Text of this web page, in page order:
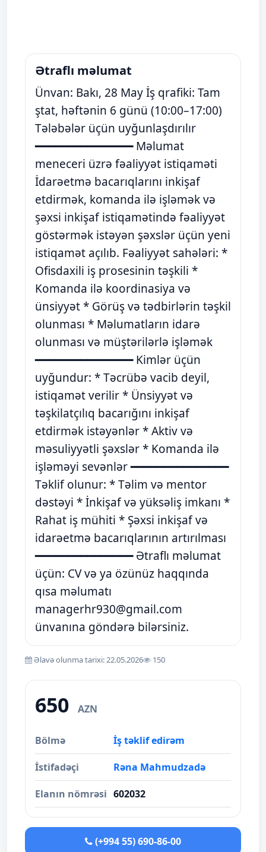
Ətraflı məlumat
Ünvan: Bakı, 28 May İş qrafiki: Tam
ştat, həftənin 6 günü (10:00–17:00)
Tələbələr üçün uyğunlaşdırılır
━━━━━━━━━━━━━━━ Məlumat
meneceri üzrə fəaliyyət istiqaməti
İdarəetmə bacarıqlarını inkişaf
etdirmək, komanda ilə işləmək və
şəxsi inkişaf istiqamətində fəaliyyət
göstərmək istəyən şəxslər üçün yeni
istiqamət açılıb. Fəaliyyət sahələri: *
Ofisdaxili iş prosesinin təşkili *
Komanda ilə koordinasiya və
ünsiyyət * Görüş və tədbirlərin təşkil
olunması * Məlumatların idarə
olunması və müştərilərlə işləmək
━━━━━━━━━━━━━━━ Kimlər üçün
uyğundur: * Təcrübə vacib deyil,
istiqamət verilir * Ünsiyyət və
təşkilatçılıq bacarığını inkişaf
etdirmək istəyənlər * Aktiv və
məsuliyyətli şəxslər * Komanda ilə
işləməyi sevənlər ━━━━━━━━━━━━━━━
Təklif olunur: * Təlim və mentor
dəstəyi * İnkişaf və yüksəliş imkanı *
Rahat iş mühiti * Şəxsi inkişaf və
idarəetmə bacarıqlarının artırılması
━━━━━━━━━━━━━━━ Ətraflı məlumat
üçün: CV və ya özünüz haqqında
qısa məlumatı
managerhr930@gmail.com
ünvanına göndərə bilərsiniz.
Əlavə olunma tarixi: 22.05.2026 150
650 AZN
Bölmə İş təklif edirəm
İstifadəçi Rəna Mahmudzadə
Elanın nömrəsi 602032
(+994 55) 690-86-00